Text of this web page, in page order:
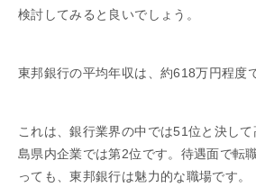
検討してみると良いでしょう。
東邦銀行の平均年収は、約618万円程度
これは、銀行業界の中では51位と決し
島県内企業では第2位です。待遇面で転
っても、東邦銀行は魅力的な職場です。